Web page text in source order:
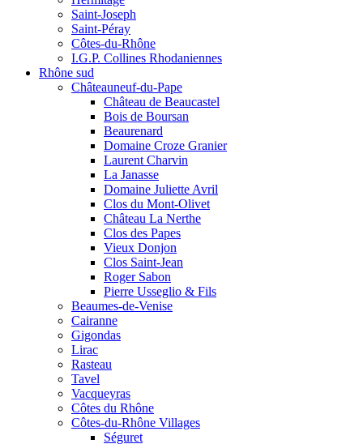
Saint-Joseph
Saint-Péray
Côtes-du-Rhône
I.G.P. Collines Rhodaniennes
Rhône sud
Châteauneuf-du-Pape
Château de Beaucastel
Bois de Boursan
Beaurenard
Domaine Croze Granier
Laurent Charvin
La Janasse
Domaine Juliette Avril
Clos du Mont-Olivet
Château La Nerthe
Clos des Papes
Vieux Donjon
Clos Saint-Jean
Roger Sabon
Pierre Usseglio & Fils
Beaumes-de-Venise
Cairanne
Gigondas
Lirac
Rasteau
Tavel
Vacqueyras
Côtes du Rhône
Côtes-du-Rhône Villages
Séguret